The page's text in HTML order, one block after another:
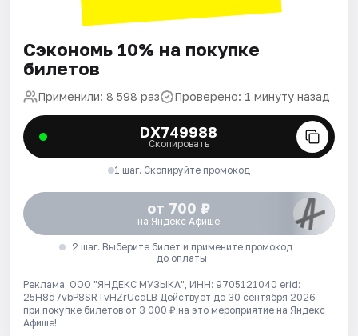
Сэкономь 10% на покупке
билетов
Применили: 8 598 раз Проверено: 1 минуту назад
DX749988
Скопировать
1 шаг. Скопируйте промокод
от 700 ₽
на Яндекс Афише
2 шаг. Выберите билет и примените промокод
до оплаты
Реклама. ООО "ЯНДЕКС МУЗЫКА", ИНН: 9705121040 erid:
25H8d7vbP8SRTvHZrUcdLB Действует до 30 сентября 2026
при покупке билетов от 3 000 ₽ на это мероприятие на Яндекс
Афише!